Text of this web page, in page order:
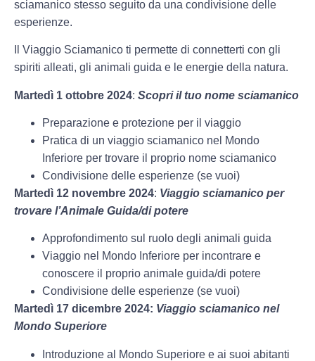
sciamanico stesso seguito da una condivisione delle
esperienze.
Il Viaggio Sciamanico ti permette di connetterti con gli
spiriti alleati, gli animali guida e le energie della natura.
Martedì 1 ottobre 2024: Scopri il tuo nome sciamanico
Preparazione e protezione per il viaggio
Pratica di un viaggio sciamanico nel Mondo
Inferiore per trovare il proprio nome sciamanico
Condivisione delle esperienze (se vuoi)
Martedì 12 novembre 2024: Viaggio sciamanico per
trovare l’Animale Guida/di potere
Approfondimento sul ruolo degli animali guida
Viaggio nel Mondo Inferiore per incontrare e
conoscere il proprio animale guida/di potere
Condivisione delle esperienze (se vuoi)
Martedì 17 dicembre 2024: Viaggio sciamanico nel
Mondo Superiore
Introduzione al Mondo Superiore e ai suoi abitanti